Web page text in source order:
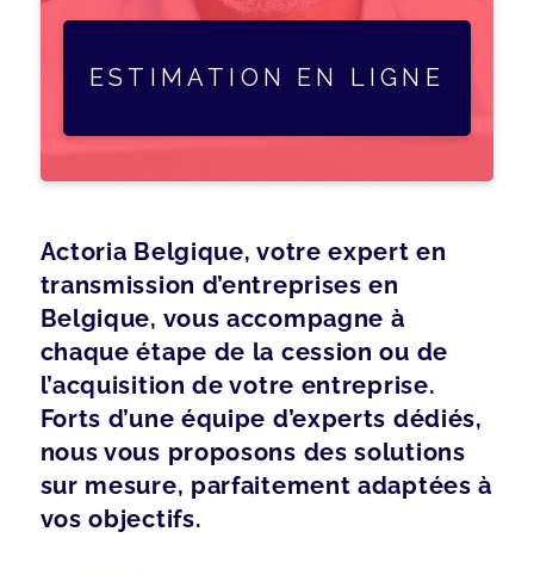
ESTIMATION EN LIGNE
Actoria Belgique, votre expert en
transmission d’entreprises en
Belgique, vous accompagne à
chaque étape de la cession ou de
l’acquisition de votre entreprise.
Forts d’une équipe d’experts dédiés,
nous vous proposons des solutions
sur mesure, parfaitement adaptées à
vos objectifs.